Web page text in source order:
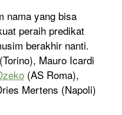
nama yang bisa
peraih predikat
berakhir nanti.
Mauro Icardi
(AS Roma),
Mertens (Napoli)